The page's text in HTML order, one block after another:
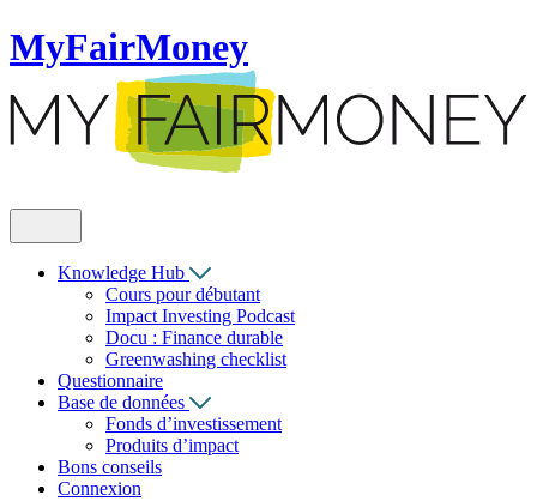
MyFairMoney
Knowledge Hub
Cours pour débutant
Impact Investing Podcast
Docu : Finance durable
Greenwashing checklist
Questionnaire
Base de données
Fonds d’investissement
Produits d’impact
Bons conseils
Connexion